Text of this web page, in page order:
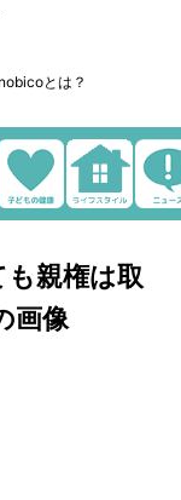
nobicoとは？
も親権は取
画像